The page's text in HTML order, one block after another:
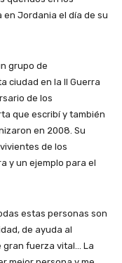
en Jordania el día de su
grupo de
ciudad en la II Guerra
de los
que escribí y también
en 2008. Su
de los
y un ejemplo para el
estas personas son
de ayuda al
gran fuerza vital… La